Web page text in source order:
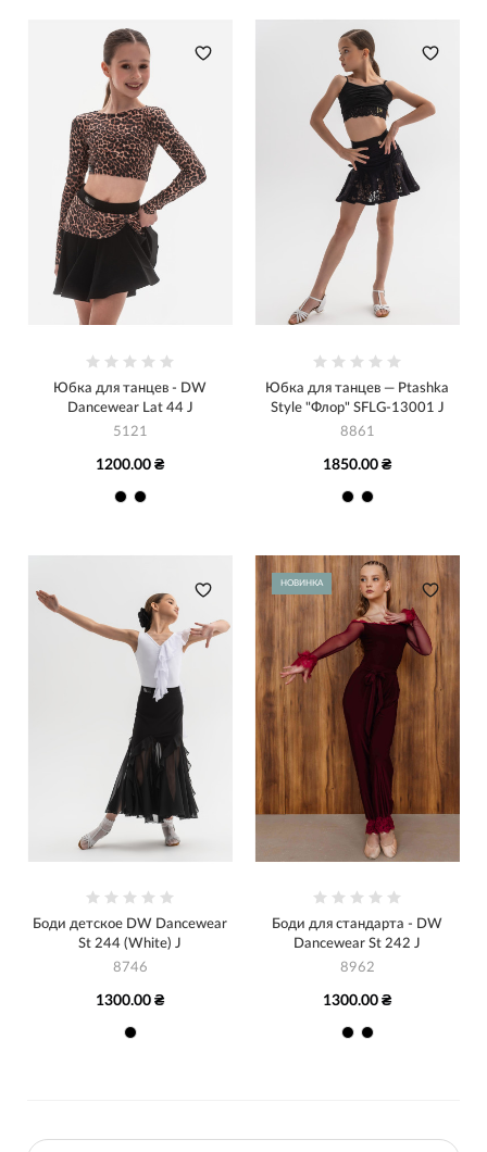
Юбка для танцев - DW
Dancewear Lat 44 J
5121
1200.00 ₴
Юбка для танцев — Ptashka
Style "Флор" SFLG-13001 J
8861
1850.00 ₴
Боди детское DW Dancewear
St 244 (White) J
8746
1300.00 ₴
НОВИНКА
Боди для стандарта - DW
Dancewear St 242 J
8962
1300.00 ₴